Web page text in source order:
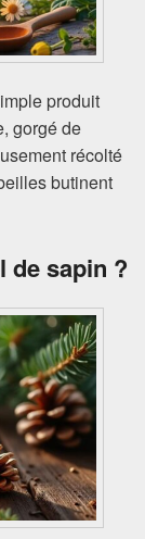
produit
gorgé de
récolté
butinent
de sapin ?